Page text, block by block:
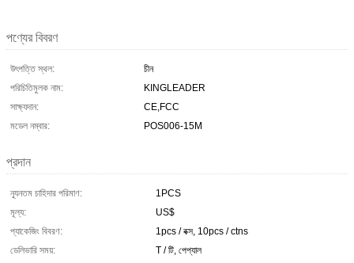
পণ্যের বিবরণ
উৎপত্তি স্থল:
চীন
পরিচিতিমুলক নাম:
KINGLEADER
সাক্ষ্যদান:
CE,FCC
মডেল নম্বার:
POS006-15M
প্রদান
ন্যূনতম চাহিদার পরিমাণ:
1PCS
মূল্য:
US$
প্যাকেজিং বিবরণ:
1pcs / বক্স, 10pcs / ctns
ডেলিভারি সময়:
T / টি, পেপ্যাল